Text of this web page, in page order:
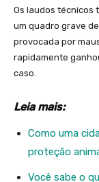
Os laudos técnicos
um quadro grave
provocada por
rapidamente
caso.
Leia mais:
Como uma
proteção
Você sabe o